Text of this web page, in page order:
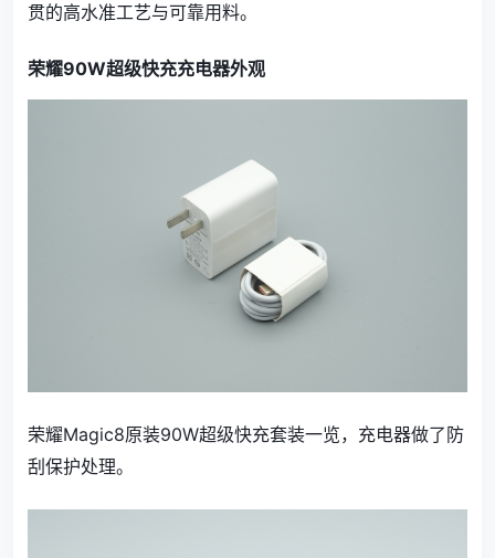
贯的高水准工艺与可靠用料。
荣耀90W超级快充充电器外观
荣耀Magic8原装90W超级快充套装一览，充电器做了防
刮保护处理。